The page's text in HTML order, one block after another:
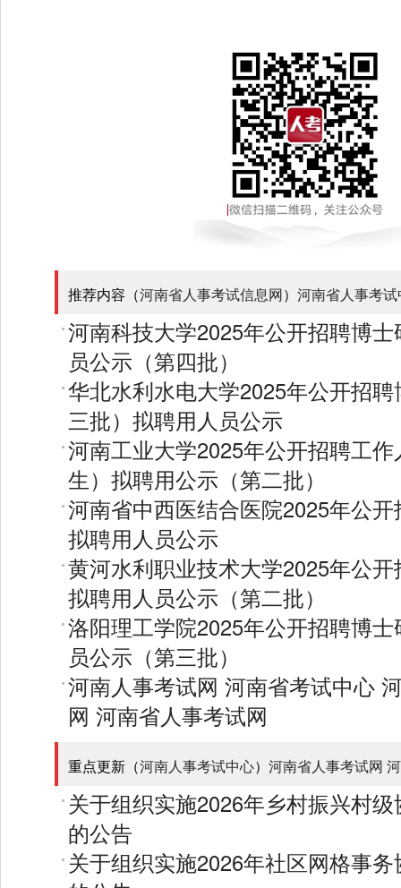
推荐内容（河南省人事考试信息网） 河南省人事考
河南科技大学2025年公开招聘博
员公示（第四批）
华北水利水电大学2025年公开招
三批）拟聘用人员公示
河南工业大学2025年公开招聘工
生）拟聘用公示（第二批）
河南省中西医结合医院2025年公
拟聘用人员公示
黄河水利职业技术大学2025年公
拟聘用人员公示（第二批）
洛阳理工学院2025年公开招聘博
员公示（第三批）
河南人事考试网 河南省考试中心
网 河南省人事考试网
重点更新（河南人事考试中心） 河南省人事考试网
关于组织实施2026年乡村振兴村
的公告
关于组织实施2026年社区网格事